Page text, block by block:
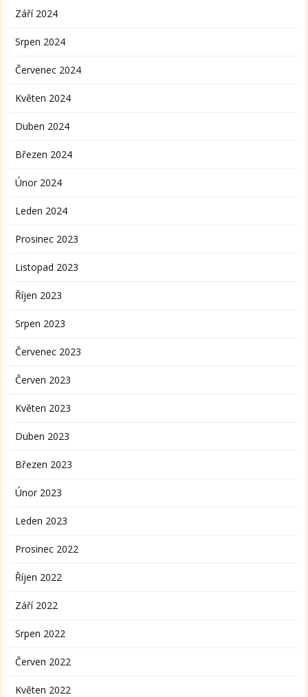
Září 2024
Srpen 2024
Červenec 2024
Květen 2024
Duben 2024
Březen 2024
Únor 2024
Leden 2024
Prosinec 2023
Listopad 2023
Říjen 2023
Srpen 2023
Červenec 2023
Červen 2023
Květen 2023
Duben 2023
Březen 2023
Únor 2023
Leden 2023
Prosinec 2022
Říjen 2022
Září 2022
Srpen 2022
Červen 2022
Květen 2022